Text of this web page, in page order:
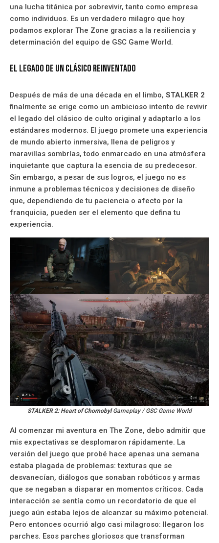
una lucha titánica por sobrevivir, tanto como empresa
como individuos. Es un verdadero milagro que hoy
podamos explorar The Zone gracias a la resiliencia y
determinación del equipo de GSC Game World.
El legado de un clásico reinventado
Después de más de una década en el limbo, STALKER 2
finalmente se erige como un ambicioso intento de revivir
el legado del clásico de culto original y adaptarlo a los
estándares modernos. El juego promete una experiencia
de mundo abierto inmersiva, llena de peligros y
maravillas sombrías, todo enmarcado en una atmósfera
inquietante que captura la esencia de su predecesor.
Sin embargo, a pesar de sus logros, el juego no es
inmune a problemas técnicos y decisiones de diseño
que, dependiendo de tu paciencia o afecto por la
franquicia, pueden ser el elemento que defina tu
experiencia.
STALKER 2: Heart of ChornobylGameplay / GSC Game World
Al comenzar mi aventura en The Zone, debo admitir que
mis expectativas se desplomaron rápidamente. La
versión del juego que probé hace apenas una semana
estaba plagada de problemas: texturas que se
desvanecían, diálogos que sonaban robóticos y armas
que se negaban a disparar en momentos críticos. Cada
interacción se sentía como un recordatorio de que el
juego aún estaba lejos de alcanzar su máximo potencial.
Pero entonces ocurrió algo casi milagroso: llegaron los
parches. Esos parches gloriosos que transforman